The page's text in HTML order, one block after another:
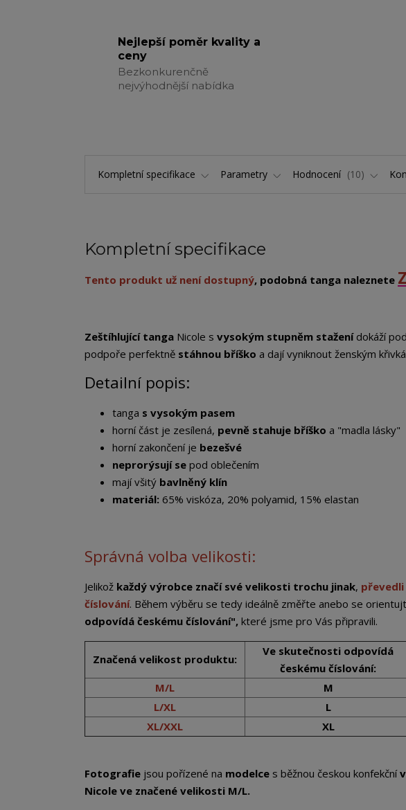
Nejlepší poměr kvality a
ceny
Bezkonkurenčně
nejvýhodnější nabídka
Kompletní specifikace Parametry Hodnocení 10
Kompletní specifikace
Tento produkt už není dostupný, podobná tanga naleznete
Zeštíhlující tanga Nicole s vysokým stupněm staženídokáží
podpoře perfektně stáhnou bříško a dají vyniknout ženským
Detailní popis:
tanga s vysokým pasem
horní část je zesílená, pevně stahuje bříško a "madla lásky"
horní zakončení je bezešvé
neprorýsují se pod oblečením
mají všitý bavlněný klín
materiál: 65% viskóza, 20% polyamid, 15% elastan
Správná volba velikosti:
Jelikož každý výrobce značí své velikosti trochu jinak, převedli
číslování. Během výběru se tedy ideálně změřte anebo se
odpovídá českému číslování", které jsme pro Vás připravili.
Značená velikost produktu:
Ve skutečnosti odpovídá
českému číslování:
M/L M
L/XL
L
XL/XXL
XL
Fotografie jsou pořízené na modelce s běžnou českou konfekční
Nicole ve značené velikosti M/L.